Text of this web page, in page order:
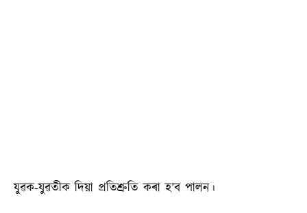
যুৱক-যুৱতীক দিয়া প্রতিশ্রুতি কৰা হ’ব পালন।